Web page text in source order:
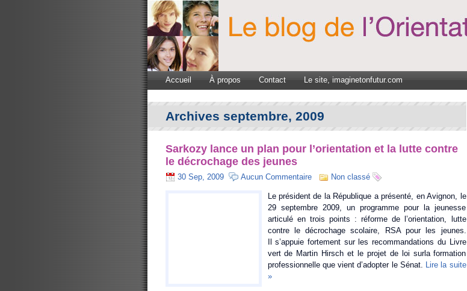
Accueil À propos Contact Le site, imaginetonfutur.com
Archives septembre, 2009
Sarkozy lance un plan pour l’orientation et la lutte contre
le décrochage des jeunes
30 Sep, 2009 Aucun Commentaire Non classé
Le président de la République a présenté, en Avignon, le
29 septembre 2009, un programme pour la jeunesse
articulé en trois points : réforme de l’orientation, lutte
contre le décrochage scolaire, RSA pour les jeunes.
Il s’appuie fortement sur les recommandations du Livre
vert de Martin Hirsch et le projet de loi surla formation
professionnelle que vient d’adopter le Sénat. Lire la suite
»